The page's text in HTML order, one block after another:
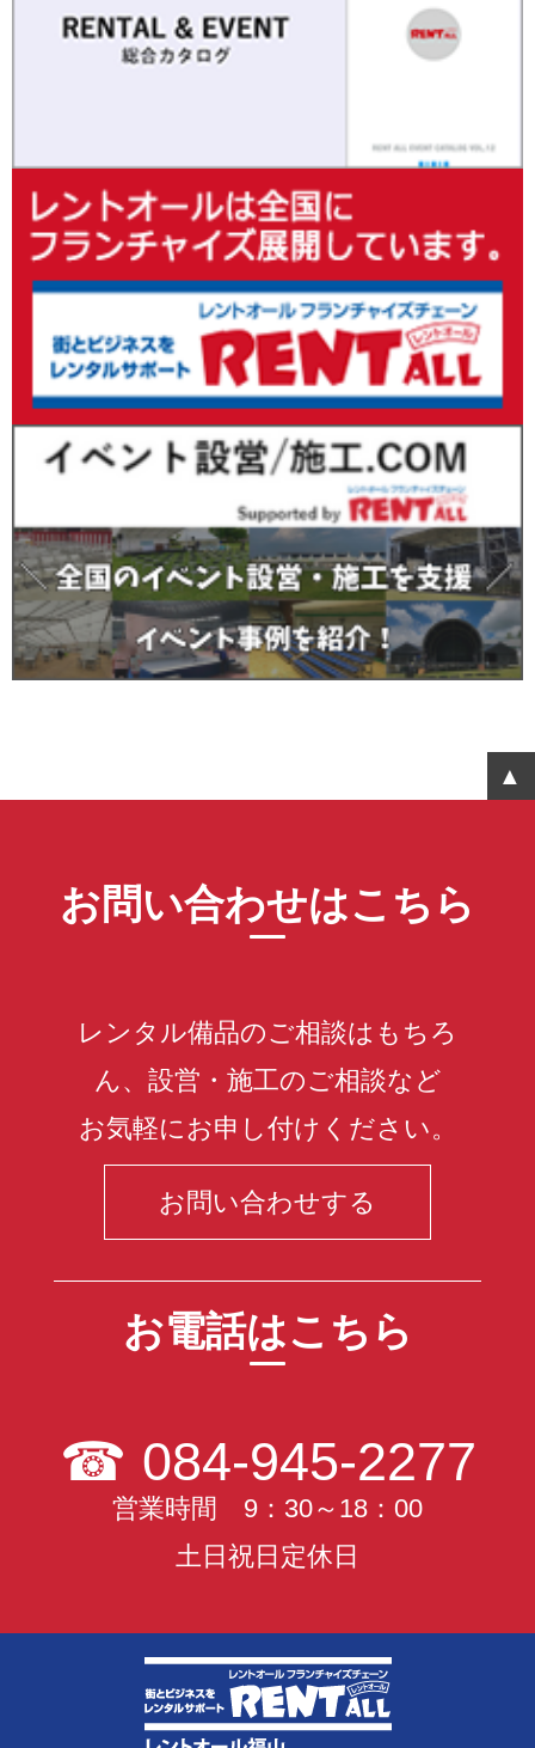
お問い合わせはこちら
レンタル備品のご相談はもちろ
ん、設営・施工のご相談など
お気軽にお申し付けください。
お問い合わせする
お電話はこちら
☎ 084-945-2277
営業時間 9：30～18：00
土日祝日定休日